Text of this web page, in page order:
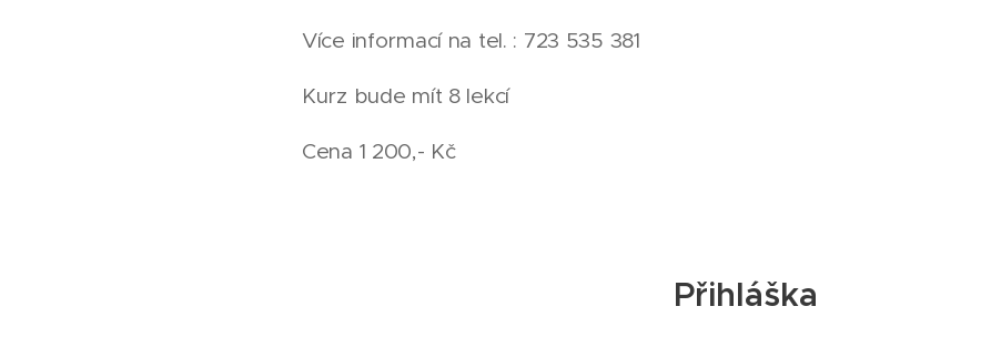
Více informací na tel. : 723 535 381
Kurz bude mít 8 lekcí
Cena 1 200,- Kč
Přihláška